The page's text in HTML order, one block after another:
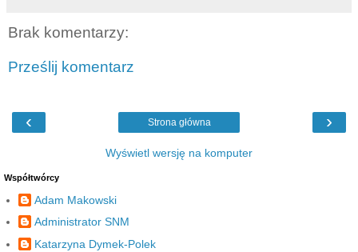
Brak komentarzy:
Prześlij komentarz
‹ ›
Strona główna
Wyświetl wersję na komputer
Współtwórcy
Adam Makowski
Administrator SNM
Katarzyna Dymek-Polek